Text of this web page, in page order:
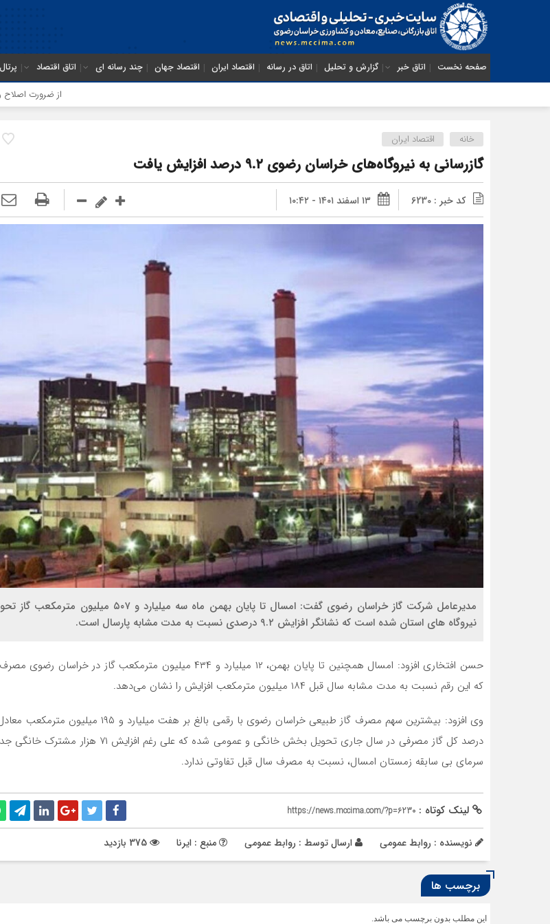
صفحه نخست اتاق خبر گزارش و تحلیل اتاق در رسانه اقتصاد ایران اقتصاد جهان چند رسانه ای اتاق اقتصاد
از ضرورت اصلاح رویه‌های
خانه اقتصاد ایران
گازرسانی به نیروگاه‌های خراسان رضوی ۹.۲ درصد افزایش یافت
کد خبر : 6230 ۱۳ اسفند ۱۴۰۱ - ۱۰:۴۲
مدیرعامل شرکت گاز خراسان رضوی گفت: امسال تا پایان بهمن ماه سه میلیارد و ۵۰۷ میلیون
نیروگاه های استان شده است که نشانگر افزایش ۹.۲ درصدی نسبت به مدت مشابه پارسال است.
حسن افتخاری افزود: امسال همچنین تا پایان بهمن، ۱۲ میلیارد و ۴۳۴ میلیون مترمکعب گاز در خراسان
که این رقم نسبت به مدت مشابه سال قبل ۱۸۴ میلیون مترمکعب افزایش را نشان می‌دهد.
درصد کل گاز مصرفی در سال جاری تحویل بخش خانگی و عمومی شده که علی رغم افزایش ۷۱ هزار
سرمای بی سابقه زمستان امسال، نسبت به مصرف سال قبل تفاوتی ندارد.
لینک کوتاه : https://news.mccima.com/?p=6230
نویسنده : روابط عمومی ارسال توسط : روابط عمومی منبع : ایرنا
برچسب ها
این مطلب بدون برچسب می باشد.